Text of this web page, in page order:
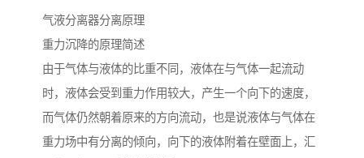
气液分离器分离原理
重力沉降的原理简述
由于气体与液体的比重不同，液体在与气体一起流动
时，液体会受到重力作用较大，产生一个向下的速度，
而气体仍然朝着原来的方向流动，也是说液体与气体在
重力场中有分离的倾向，向下的液体附着在壁面上，汇